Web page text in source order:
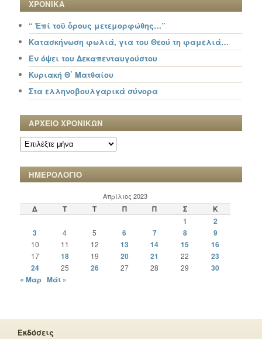
ΧΡΟΝΙΚΑ
“ Ἐπί τοῦ ὄρους μετεμορφώθης…”
Κατασκήνωση φωλιά, για του Θεού τη φαμελιά…
Εν όψει του Δεκαπενταυγούστου
Κυριακή Θ΄ Ματθαίου
Στα ελληνοβουλγαρικά σύνορα
ΑΡΧΕΙΟ ΧΡΟΝΙΚΩΝ
ΑΡΧΕΙΟ
ΧΡΟΝΙΚΩΝ
ΗΜΕΡΟΛΟΓΙΟ
Απρίλιος 2023
Δ Τ Τ Π Π Σ
Κ
1
2
3
4 5 6 7 8 9
10 11 12 13 14 15 16
17 18 19 20 21 22
23
24
25 26 27 28 29
30
« Μαρ Μάι »
Εκδόσεις